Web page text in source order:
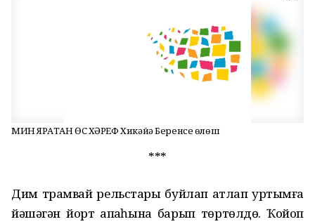
МИН ЯРАТҠАН ӨС ХӘРЕФ Хикәйә Беренсе өлөш
***
Дим трамвай рельстары буйлап атлап ҡуртымға
йәшәгән йорт ҡапҡаһына барып төртөлдө. Ҡойоп